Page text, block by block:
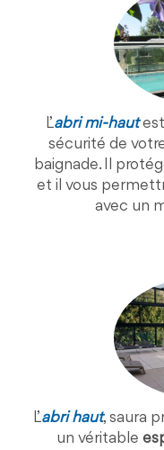
L’abri mi-haut
sécurité de
baignade. Il
et il vous
avec un
L’abri haut, saura
un véritable